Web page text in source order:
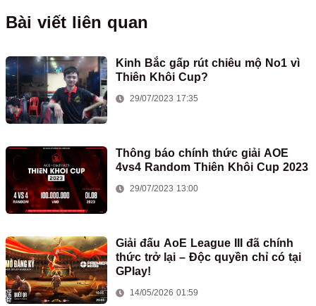
Bài viết liên quan
Kinh Bắc gấp rút chiêu mộ No1 vì
Thiên Khôi Cup?
29/07/2023 17:35
Thông báo chính thức giải AOE
4vs4 Random Thiên Khôi Cup 2023
29/07/2023 13:00
Giải đấu AoE League III đã chính
thức trở lại – Độc quyền chỉ có tại
GPlay!
14/05/2026 01:59